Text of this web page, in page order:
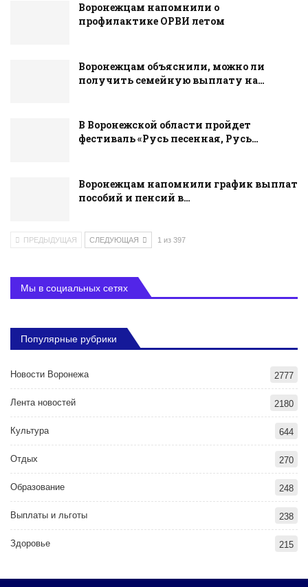
Воронежцам напомнили о
профилактике ОРВИ летом
Воронежцам объяснили, можно ли
получить семейную выплату на…
В Воронежской области пройдет
фестиваль «Русь песенная, Русь…
Воронежцам напомнили график выплат
пособий и пенсий в…
ПРЕДЫДУЩАЯ СЛЕДУЮЩАЯ 1 из 397
Мы в социальных сетях
Популярные рубрики
Новости Воронежа 2777
Лента новостей 2180
Культура 644
Отдых 270
Образование 248
Выплаты и льготы 238
Здоровье 215